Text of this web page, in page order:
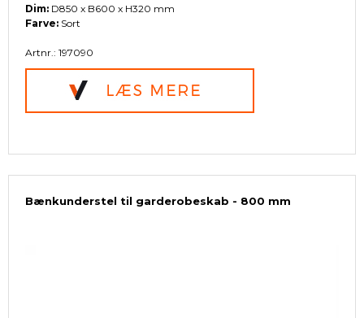
Dim: D850 x B600 x H320 mm
Farve: Sort
Artnr.: 197090
Bænkunderstel til garderobeskab - 800 mm